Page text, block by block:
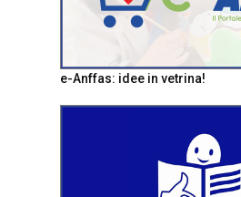
e-Anffas: idee in vetrina!